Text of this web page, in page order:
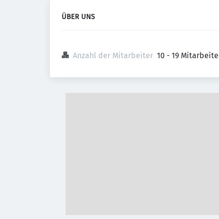
ÜBER UNS
Anzahl der Mitarbeiter 10 - 19